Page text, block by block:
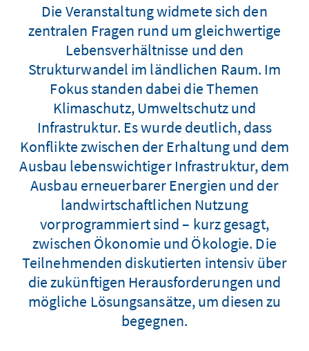
Die Veranstaltung widmete sich den
zentralen Fragen rund um gleichwertige
Lebensverhältnisse und den
Strukturwandel im ländlichen Raum. Im
Fokus standen dabei die Themen
Klimaschutz, Umweltschutz und
Infrastruktur. Es wurde deutlich, dass
Konflikte zwischen der Erhaltung und dem
Ausbau lebenswichtiger Infrastruktur, dem
Ausbau erneuerbarer Energien und der
landwirtschaftlichen Nutzung
vorprogrammiert sind – kurz gesagt,
zwischen Ökonomie und Ökologie. Die
Teilnehmenden diskutierten intensiv über
die zukünftigen Herausforderungen und
mögliche Lösungsansätze, um diesen zu
begegnen.